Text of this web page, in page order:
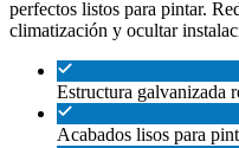
perfectos listos para pintar.
climatización y ocultar
Estructura galvanizada
Acabados lisos para